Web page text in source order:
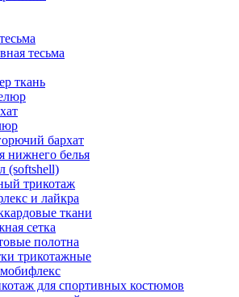
тесьма
ткань
бархат
нижнего белья
(softshell)
трикотаж
и лайкра
ткани
сетка
полотна
трикотажные
для спортивных костюмов